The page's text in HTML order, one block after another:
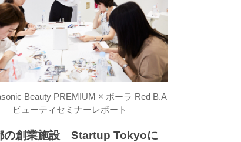
Beauty PREMIUM × ポーラ Red B.A
ビューティセミナーレポート
の創業施設 Startup Tokyoに